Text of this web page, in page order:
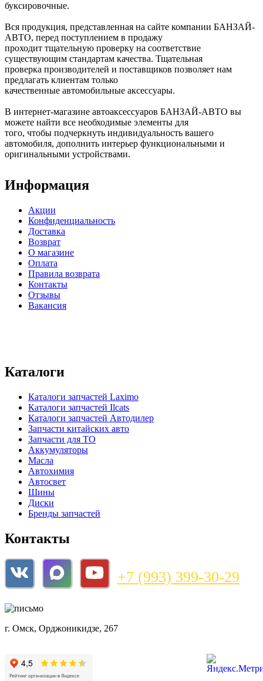
буксировочные.
Вся продукция, представленная на сайте компании БАНЗАЙ-
АВТО, перед поступлением в продажу
проходит тщательную проверку на соответствие
существующим стандартам качества. Тщательная
проверка производителей и поставщиков позволяет нам
предлагать клиентам только
качественные автомобильные аксессуары.
В интернет-магазине автоаксессуаров БАНЗАЙ-АВТО вы
можете найти все необходимые элементы для
того, чтобы подчеркнуть индивидуальность вашего
автомобиля, дополнить интерьер функциональными и
оригинальными устройствами.
Информация
Акции
Конфиденциальность
Доставка
Возврат
О магазине
Оплата
Правила возврата
Контакты
Отзывы
Вакансия
Каталоги
Каталоги запчастей Laximo
Каталоги запчастей Ilcats
Каталоги запчастей Автодилер
Запчасти китайских авто
Запчасти для ТО
Аккумуляторы
Масла
Автохимия
Автосвет
Шины
Диски
Бренды запчастей
Контакты
+7 (993) 399-30-29
г. Омск, Орджоникидзе, 267